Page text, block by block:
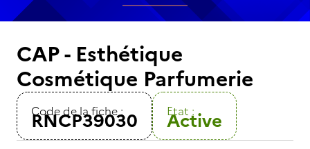
CAP - Esthétique
Cosmétique Parfumerie
Code de la fiche :
RNCP39030 Etat :
Active